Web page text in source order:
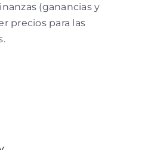
(ganancias y
precios para las